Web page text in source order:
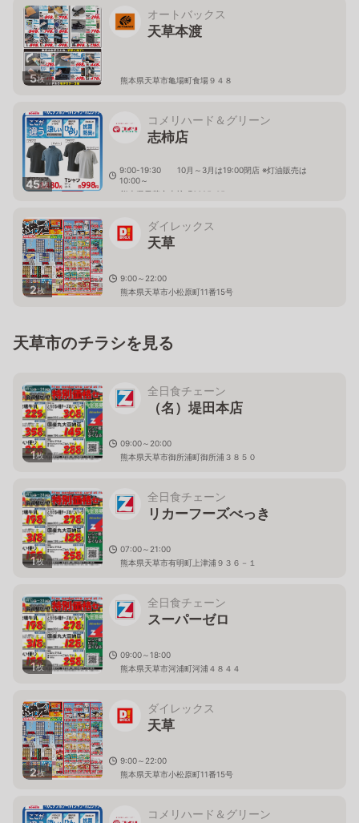
5枚
オートバックス
天草本渡
熊本県天草市亀場町食場９４８
45枚
コメリハード＆グリーン
志柿店
9:00-19:30 10月～3月は19:00閉店 ※灯油販売は
10:00～
熊本県天草市志柿町6325-35
2枚
ダイレックス
天草
9:00～22:00
熊本県天草市小松原町11番15号
天草市のチラシを見る
1枚
全日食チェーン
（名）堤田本店
09:00～20:00
熊本県天草市御所浦町御所浦３８５０
1枚
全日食チェーン
リカーフーズべっき
07:00～21:00
熊本県天草市有明町上津浦９３６－１
1枚
全日食チェーン
スーパーゼロ
09:00～18:00
熊本県天草市河浦町河浦４８４４
2枚
ダイレックス
天草
9:00～22:00
熊本県天草市小松原町11番15号
コメリハード＆グリーン